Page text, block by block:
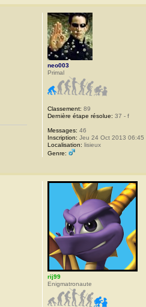
neo003
Primal
Classement: 89
Dernière étape résolue: 37 - f
Messages: 46
Inscription: Jeu 24 Oct 2013 06:45
Localisation: lisieux
Genre:
rij99
Enigmatronaute